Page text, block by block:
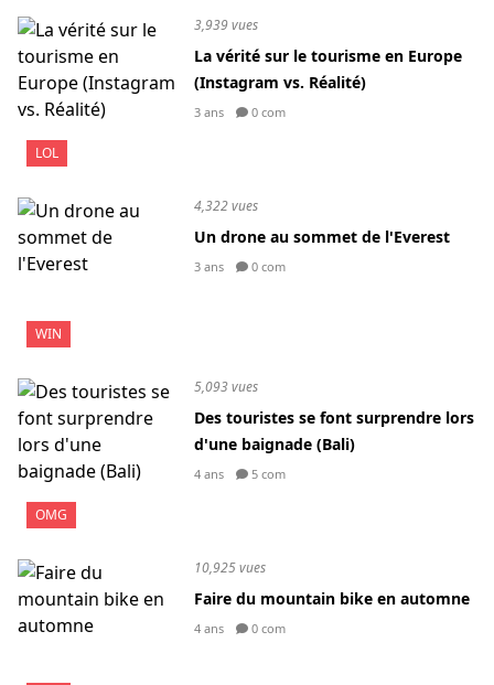
LOL
3,939 vues
La vérité sur le tourisme en Europe
(Instagram vs. Réalité)
3 ans 0 com
WIN
4,322 vues
Un drone au sommet de l'Everest
3 ans 0 com
OMG
5,093 vues
Des touristes se font surprendre lors
d'une baignade (Bali)
4 ans 5 com
10,925 vues
Faire du mountain bike en automne
4 ans 0 com